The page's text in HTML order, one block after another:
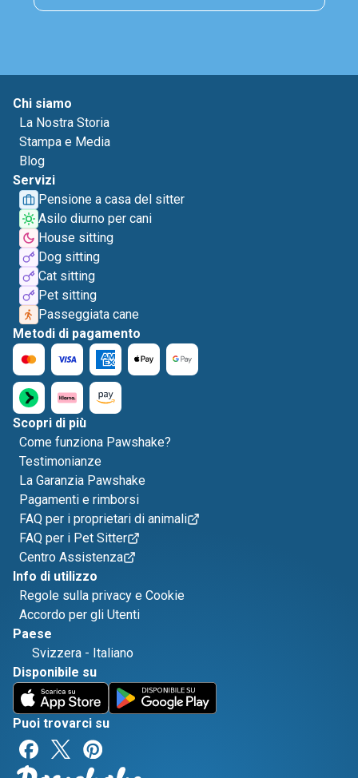
Chi siamo
La Nostra Storia
Stampa e Media
Blog
Servizi
Pensione a casa del sitter
Asilo diurno per cani
House sitting
Dog sitting
Cat sitting
Pet sitting
Passeggiata cane
Metodi di pagamento
Scopri di più
Come funziona Pawshake?
Testimonianze
La Garanzia Pawshake
Pagamenti e rimborsi
FAQ per i proprietari di animali
FAQ per i Pet Sitter
Centro Assistenza
Info di utilizzo
Regole sulla privacy e Cookie
Accordo per gli Utenti
Paese
Svizzera - Italiano
Disponibile su
Puoi trovarci su